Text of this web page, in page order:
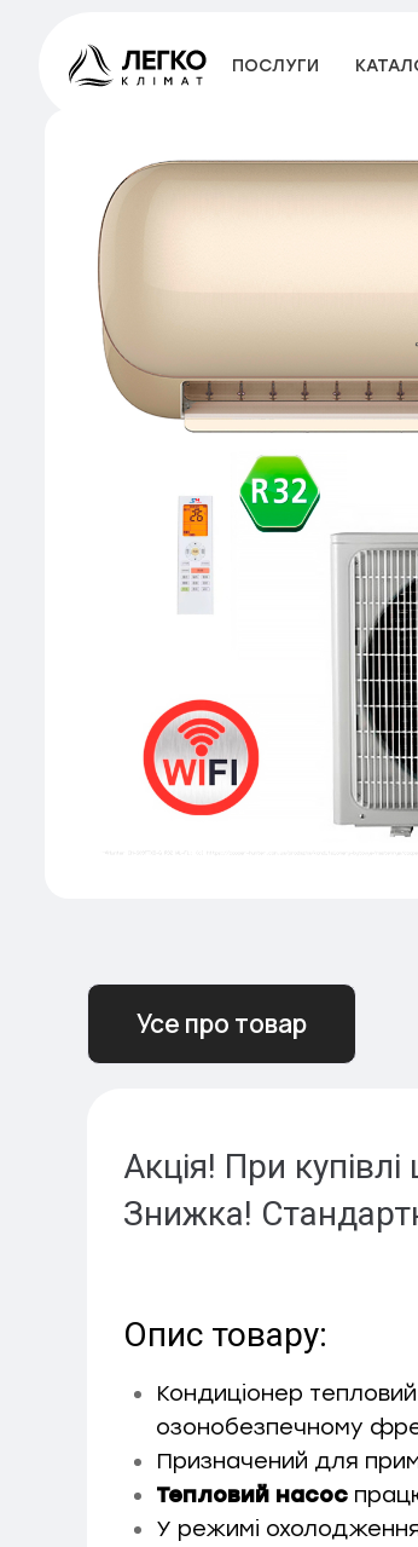
ПОСЛУГИ
Усе про товар
Акція! При
Знижка!
Опис товару:
Кондиціонер
озонобезпечному
Призначений для
Тепловий насос
У режимі